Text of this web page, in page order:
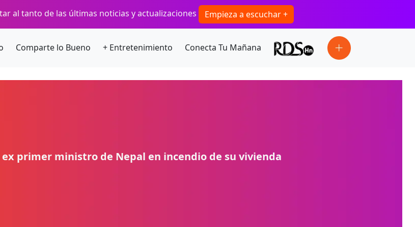
al tanto de las últimas noticias y actualizaciones Empieza a escuchar +
Comparte lo Bueno + Entretenimiento Conecta Tu Mañana
ex primer ministro de Nepal en incendio de su vivienda